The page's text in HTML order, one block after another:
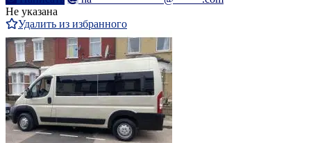
Не указана
Удалить из избранного